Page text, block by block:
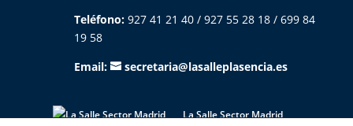
Teléfono: 927 41 21 40 / 927 55 28 18 / 699 84
19 58
Email:
secretaria@lasalleplasencia.es
La Salle Sector Madrid